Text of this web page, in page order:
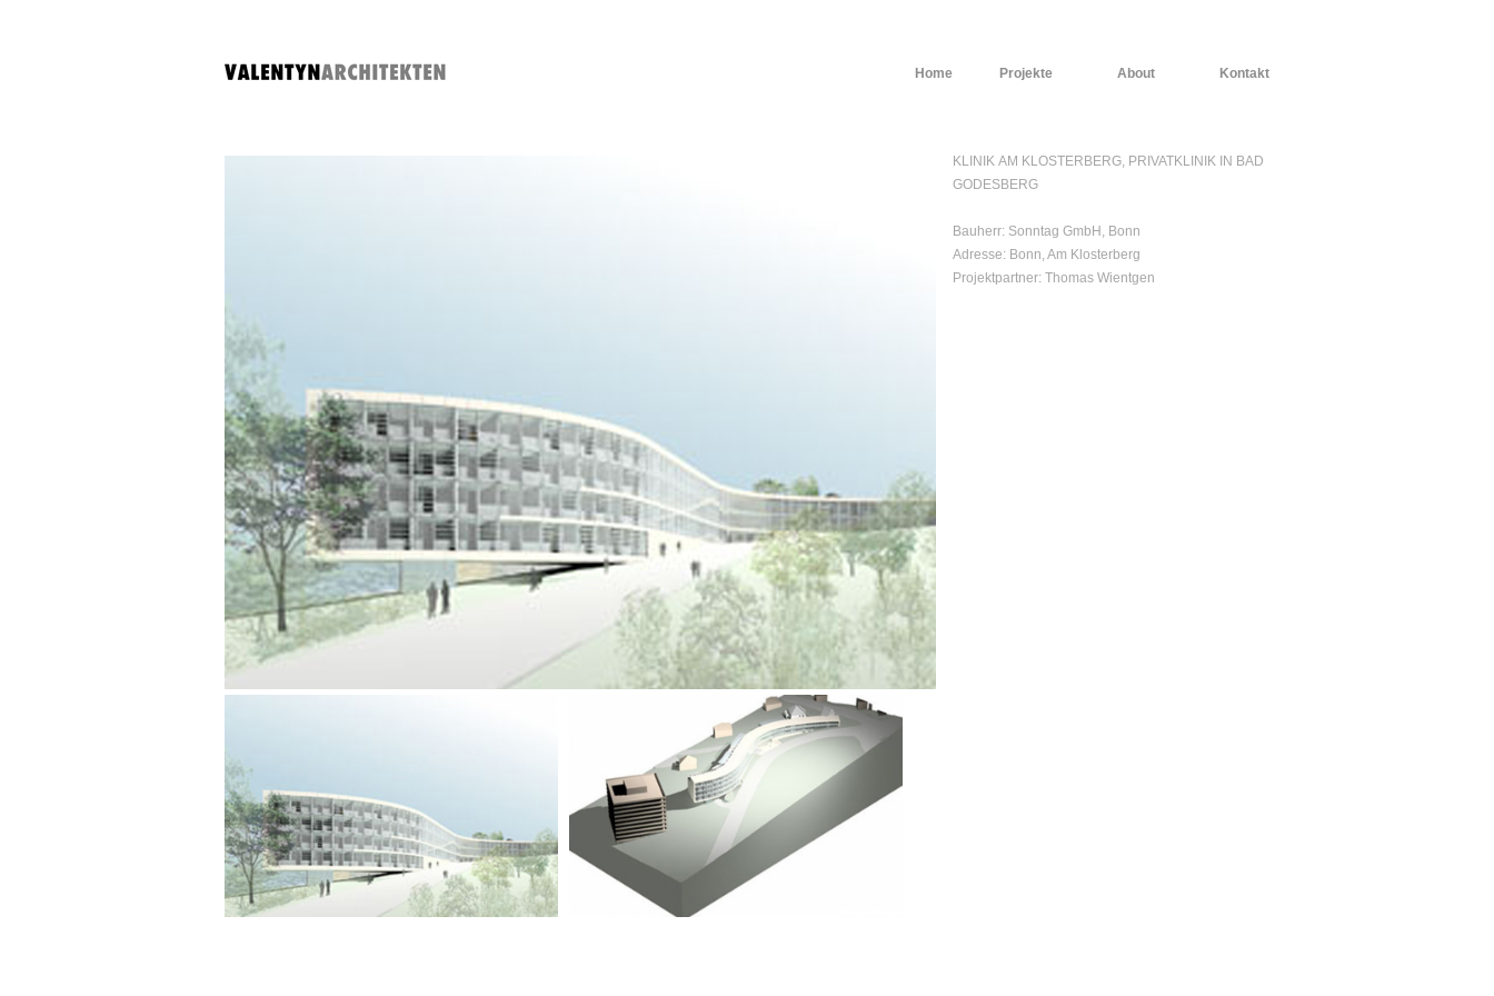
Home Projekte About Kontakt
KLINIK AM KLOSTERBERG, PRIVATKLINIK IN BAD
GODESBERG
Bauherr: Sonntag GmbH, Bonn
Adresse: Bonn, Am Klosterberg
Projektpartner: Thomas Wientgen